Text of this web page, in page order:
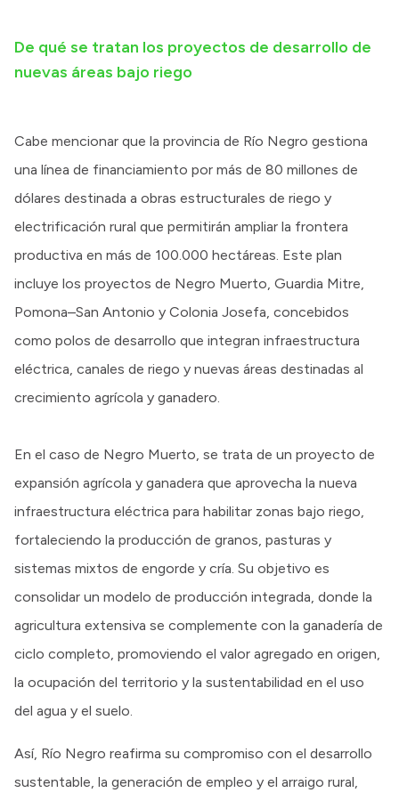
De qué se tratan los proyectos de desarrollo de
nuevas áreas bajo riego
Cabe mencionar que la provincia de Río Negro gestiona
una línea de financiamiento por más de 80 millones de
dólares destinada a obras estructurales de riego y
electrificación rural que permitirán ampliar la frontera
productiva en más de 100.000 hectáreas. Este plan
incluye los proyectos de Negro Muerto, Guardia Mitre,
Pomona–San Antonio y Colonia Josefa, concebidos
como polos de desarrollo que integran infraestructura
eléctrica, canales de riego y nuevas áreas destinadas al
crecimiento agrícola y ganadero.
En el caso de Negro Muerto, se trata de un proyecto de
expansión agrícola y ganadera que aprovecha la nueva
infraestructura eléctrica para habilitar zonas bajo riego,
fortaleciendo la producción de granos, pasturas y
sistemas mixtos de engorde y cría. Su objetivo es
consolidar un modelo de producción integrada, donde la
agricultura extensiva se complemente con la ganadería de
ciclo completo, promoviendo el valor agregado en origen,
la ocupación del territorio y la sustentabilidad en el uso
del agua y el suelo.
Así, Río Negro reafirma su compromiso con el desarrollo
sustentable, la generación de empleo y el arraigo rural,